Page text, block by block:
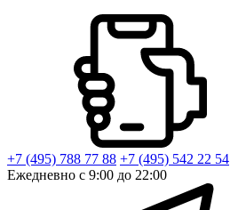
+7 (495) 788 77 88 +7 (495) 542 22 54
Ежедневно с 9:00 до 22:00